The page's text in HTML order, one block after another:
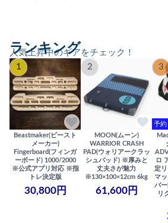
人気上昇中のギアをチェック！
ランキング
1
Beastmaker(ビースト
メーカー)
Fingerboard(フィンガ
ーボード) 1000/2000
※公式アプリ対応 ※指
トレ決定版
30,800円
2
MOON(ムーン)
WARRIOR CRASH
PAD(ウォリアークラッ
シュパッド) ※厚みと
丈夫さが魅力
※130×100×12cm 6kg
61,600円
3
予約
ロ
定
マ
バ
リ